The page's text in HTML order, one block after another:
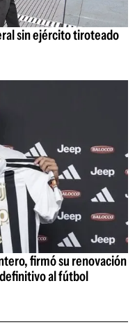
sin ejército tiroteado
firmó su renovación
al fútbol